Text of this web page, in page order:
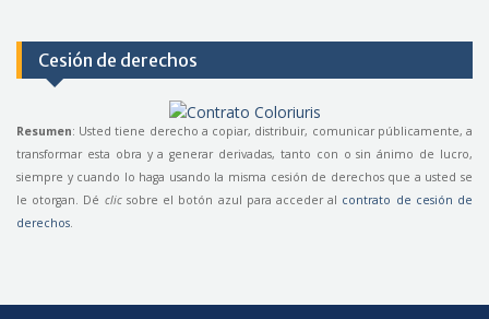
Cesión de derechos
Resumen: Usted tiene derecho a copiar, distribuir, comunicar públicamente, a
transformar esta obra y a generar derivadas, tanto con o sin ánimo de lucro,
siempre y cuando lo haga usando la misma cesión de derechos que a usted se
le otorgan. Dé clicsobre el botón azul para acceder al contrato de cesión de
derechos